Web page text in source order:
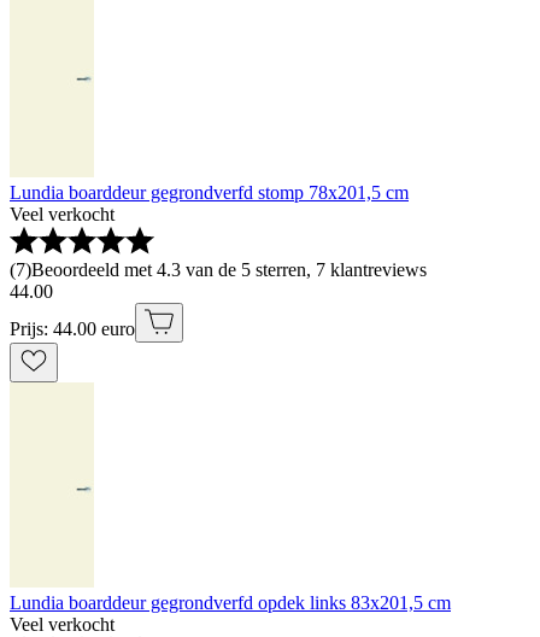
Lundia boarddeur gegrondverfd stomp 78x201,5 cm
Veel verkocht
(7)Beoordeeld met 4.3 van de 5 sterren, 7 klantreviews
44.00
Prijs: 44.00 euro
Lundia boarddeur gegrondverfd opdek links 83x201,5 cm
Veel verkocht